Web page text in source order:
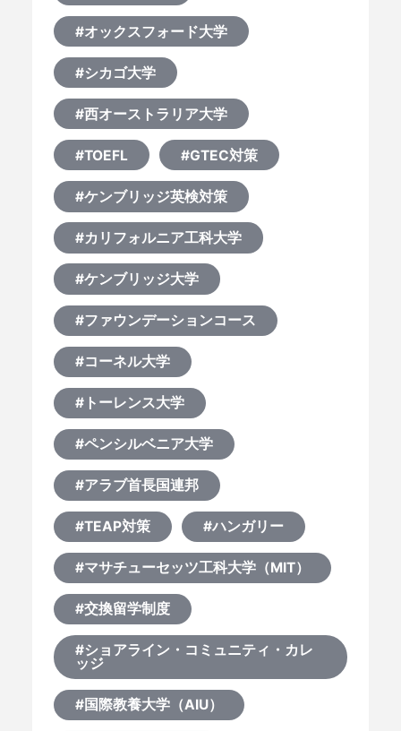
HOME
なぜ海外進学か？
どうやって？
#オックスフォード大学
#シカゴ大学
#西オーストラリア大学
#TOEFL #GTEC対策
#ケンブリッジ英検対策
#カリフォルニア工科大学
#ケンブリッジ大学
#ファウンデーションコース
#コーネル大学
#トーレンス大学
#ペンシルベニア大学
#アラブ首長国連邦
#TEAP対策 #ハンガリー
#マサチューセッツ工科大学（MIT）
#交換留学制度
#ショアライン・コミュニティ・カレ
ッジ
#国際教養大学（AIU）